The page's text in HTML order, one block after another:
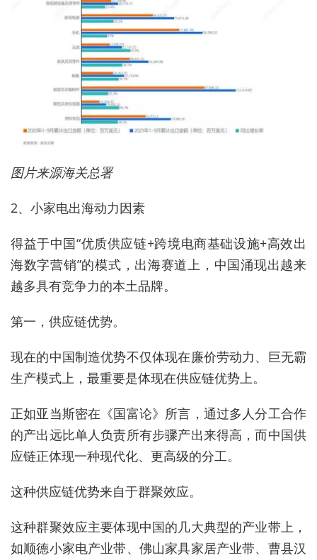
图片来源海关总署
2、小家电出海动力因素
得益于中国“优质供应链+跨境电商基础设施+高效出
海数字营销”的模式，出海赛道上，中国涌现出越来
越多具有竞争力的本土品牌。
第一，供应链优势。
现在的中国制造优势不仅体现在廉价劳动力、巨无霸
生产模式上，最重要是体现在供应链优势上。
正如亚当斯密在《国富论》所言，通过多人分工合作
的产出远比单人负责所有步骤产出来得高，而中国供
应链正体现一种现代化、更高级的分工。
这种供应链优势来自于群聚效应。
这种群聚效应主要体现中国的几大典型的产业带上，
如顺德小家电产业带、佛山家具家居产业带、曹县汉